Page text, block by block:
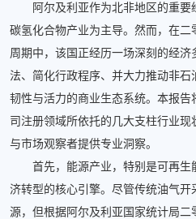
阿尔及利亚作为北非地区的重要
碳氢化合物产业为主导。然而，在
周期中，该国正经历一场深刻的经
法、简化行政程序、并大力推动非
韧性与活力的商业生态系统。本报
司注册领域所依托的几大支柱行业
与市场观察者提供专业洞察。
首先，能源产业，特别是可再生
济转型的核心引擎。尽管传统油气
源，但根据阿尔及利亚国家统计局